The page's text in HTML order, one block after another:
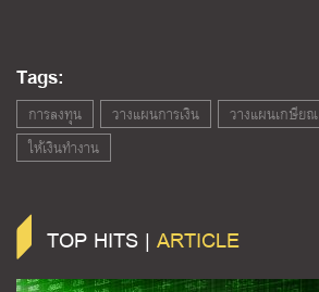
Tags:
การลงทุน วางแผนการเงิน วางแผนเกษียณ
ให้เงินทำงาน
TOP HITS | ARTICLE